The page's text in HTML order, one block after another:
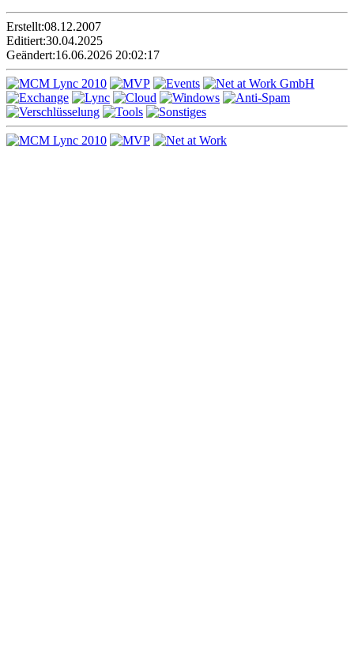
Erstellt:08.12.2007
Editiert:30.04.2025
Geändert:16.06.2026 20:02:17